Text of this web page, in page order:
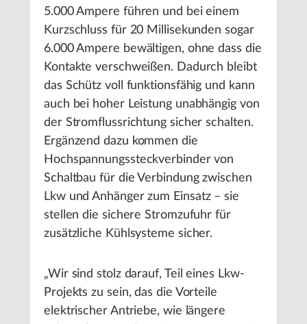
5.000 Ampere führen und bei einem
Kurzschluss für 20 Millisekunden sogar
6.000 Ampere bewältigen, ohne dass die
Kontakte verschweißen. Dadurch bleibt
das Schütz voll funktionsfähig und kann
auch bei hoher Leistung unabhängig von
der Stromflussrichtung sicher schalten.
Ergänzend dazu kommen die
Hochspannungssteckverbinder von
Schaltbau für die Verbindung zwischen
Lkw und Anhänger zum Einsatz – sie
stellen die sichere Stromzufuhr für
zusätzliche Kühlsysteme sicher.
„Wir sind stolz darauf, Teil eines Lkw-
Projekts zu sein, das die Vorteile
elektrischer Antriebe, wie längere